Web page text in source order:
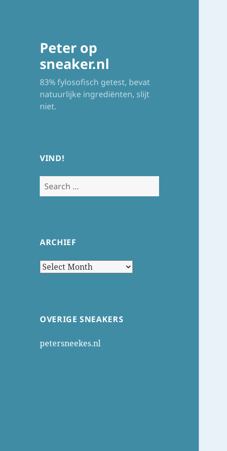
Peter op
sneaker.nl
83% fylosofisch getest, bevat
natuurlijke ingrediënten, slijt
niet.
VIND!
Search
for:
ARCHIEF
Archief
OVERIGE SNEAKERS
petersneekes.nl